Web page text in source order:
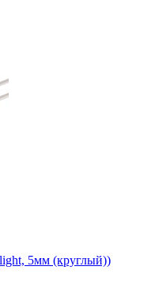
5мм (круглый))